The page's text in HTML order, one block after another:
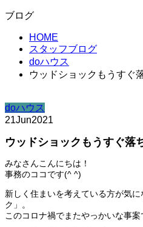
ブログ
HOME
スタッフブログ
doハウス
ウッドショックもうすぐ
doハウス
21Jun2021
ウッドショックもうすぐ落
みなさんこんにちは！
事務のココです(^ ^)
新しく住まいを考えている方が気
ク」。
このコロナ禍でまたやっかいな事案